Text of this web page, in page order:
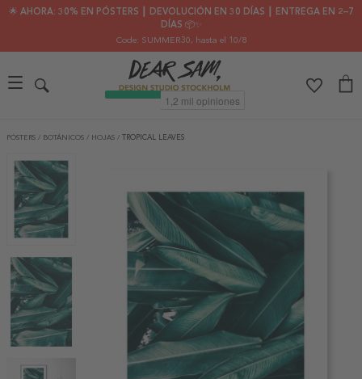
🌟 AHORA: 30% EN PÓSTERS ┃ DEVOLUCIÓN EN 30 DÍAS ┃ ENTREGA EN 2–7
DÍAS 📦✨
Code: SUMMER30, hasta el 10/8
PÓSTERS / BOTÁNICOS / HOJAS / TROPICAL LEAVES